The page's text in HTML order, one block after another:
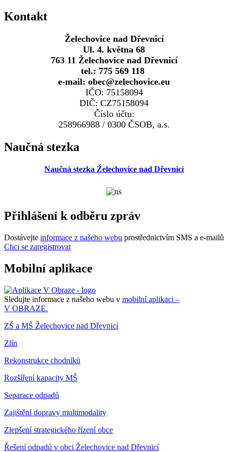
Kontakt
Želechovice nad Dřevnicí
Ul. 4. května 68
763 11 Želechovice nad Dřevnicí
tel.: 775 569 118
e-mail: obec@zelechovice.eu
IČO: 75158094
DIČ: CZ75158094
Číslo účtu:
258966988 / 0300 ČSOB, a.s.
Naučná stezka
Naučná stezka Želechovice nad Dřevnicí
Přihlášení k odběru zpráv
Dostávejte informace z našeho webu prostřednictvím SMS a e-mailů
Chci se zaregistrovat
Mobilní aplikace
Sledujte informace z našeho webu v mobilní aplikaci –
V OBRAZE.
ZŠ a MŠ Želechovice nad Dřevnicí
Zlín
Rekonstrukce chodníků
Rozšíření kapacity MŠ
Separace odpadů
Zajištění dopravy multimodality
Zlepšení strategického řízení obce
Řešení odpadů v obci Želechovice nad Dřevnicí